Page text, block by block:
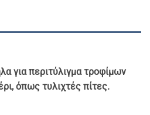
για περιτύλιγμα τροφίμων
όπως τυλιχτές πίτες.